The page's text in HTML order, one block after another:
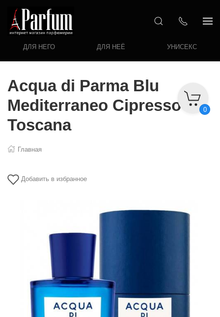
ДЛЯ НЕГО ДЛЯ НЕЁ УНИСЕКС
0
Acqua di Parma Blu
Mediterraneo Cipresso Di
Toscana
Главная
Добавить в избранное